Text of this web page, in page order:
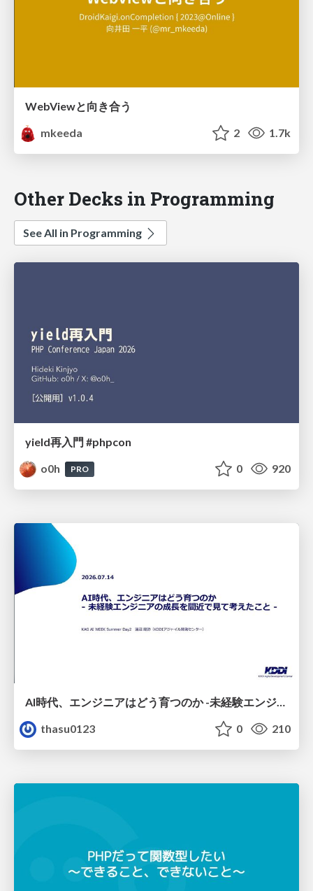
WebViewと向き合う
mkeeda
2 1.7k
Other Decks in Programming
See All in Programming
yield再入門 #phpcon
o0h
PRO 0 920
AI時代、エンジニアはどう育つのか -未経験エンジニアの成長を間近で見て考えたこと-
thasu0123
0 210